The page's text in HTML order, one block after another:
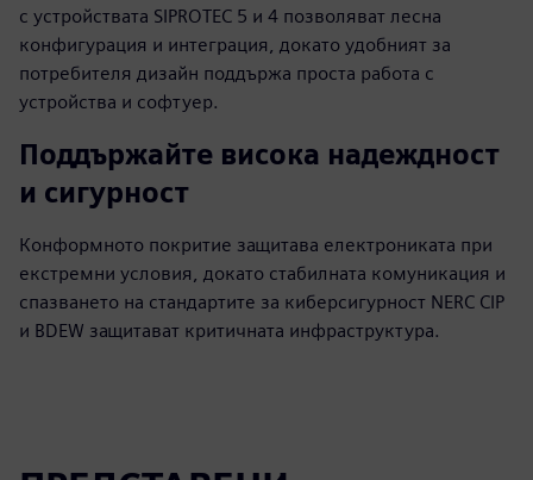
с устройствата SIPROTEC 5 и 4 позволяват лесна
конфигурация и интеграция, докато удобният за
потребителя дизайн поддържа проста работа с
устройства и софтуер.
Поддържайте висока надеждност
и сигурност
Конформното покритие защитава електрониката при
екстремни условия, докато стабилната комуникация и
спазването на стандартите за киберсигурност NERC CIP
и BDEW защитават критичната инфраструктура.